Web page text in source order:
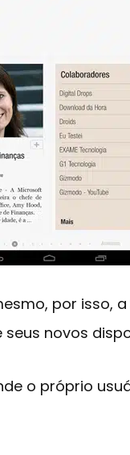
por isso,
novos
o próprio